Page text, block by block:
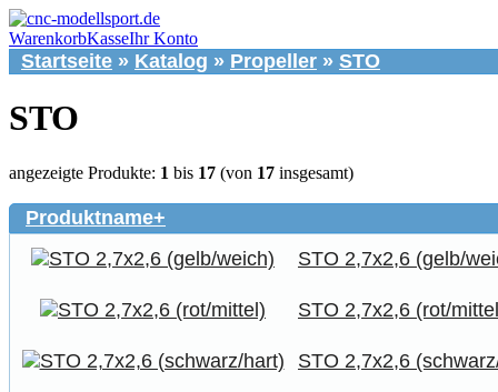
WarenkorbKasseIhr Konto
Startseite » Katalog » Propeller » STO
STO
angezeigte Produkte: 1 bis 17 (von 17 insgesamt)
Produktname+
STO 2,7x2,6 (gelb/
STO 2,7x2,6 (rot/
STO 2,7x2,6